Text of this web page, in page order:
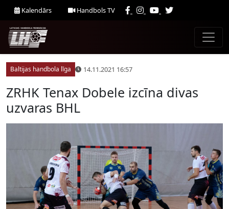
Kalendārs Handbols TV
Baltijas handbola līga 14.11.2021 16:57
ZRHK Tenax Dobele izcīna divas
uzvaras BHL